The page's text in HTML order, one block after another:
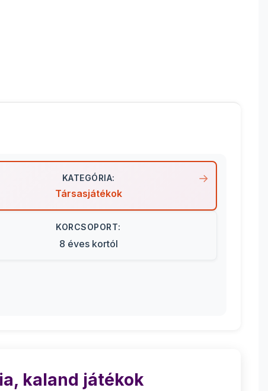
KATEGÓRIA:
Társasjátékok
KORCSOPORT:
8 éves kortól
kaland játékok